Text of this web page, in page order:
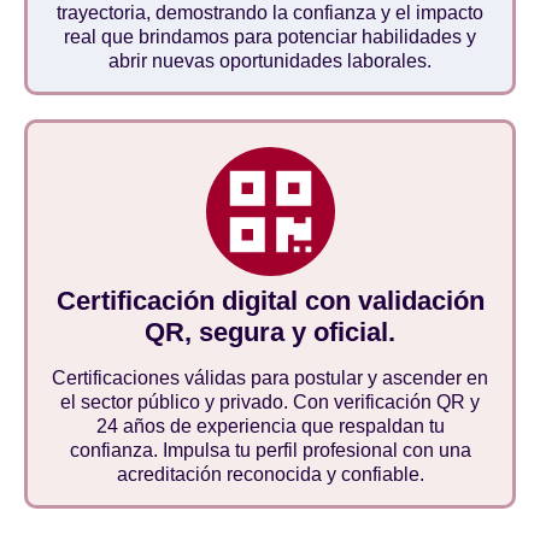
trayectoria, demostrando la confianza y el impacto
real que brindamos para potenciar habilidades y
abrir nuevas oportunidades laborales.
Certificación digital con validación
QR, segura y oficial.
Certificaciones válidas para postular y ascender en
el sector público y privado. Con verificación QR y
24 años de experiencia que respaldan tu
confianza. Impulsa tu perfil profesional con una
acreditación reconocida y confiable.